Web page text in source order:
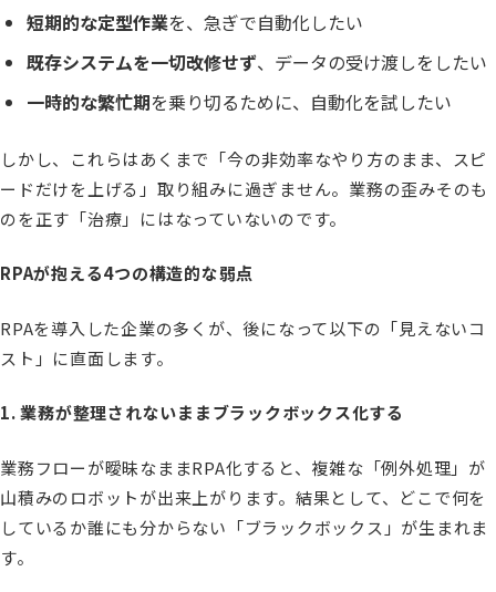
短期的な定型作業を、急ぎで自動化したい
既存システムを一切改修せず、データの受け渡しをしたい
一時的な繁忙期を乗り切るために、自動化を試したい
しかし、これらはあくまで「今の非効率なやり方のまま、スピ
ードだけを上げる」取り組みに過ぎません。業務の歪みそのも
のを正す「治療」にはなっていないのです。
RPAが抱える4つの構造的な弱点
RPAを導入した企業の多くが、後になって以下の「見えないコ
スト」に直面します。
1. 業務が整理されないままブラックボックス化する
業務フローが曖昧なままRPA化すると、複雑な「例外処理」が
山積みのロボットが出来上がります。結果として、どこで何を
しているか誰にも分からない「ブラックボックス」が生まれま
す。